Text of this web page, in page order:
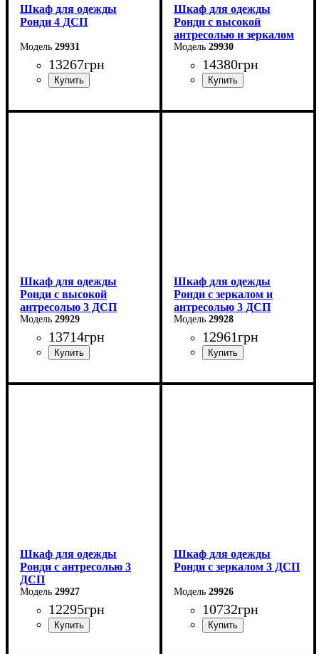
Шкаф для одежды
Ронди 4 ДСП
29931
13267грн
Ширина: 160 см
Шкаф для одежды
Ронди с высокой
антресолью и зеркалом
3 ДСП 29930
14380грн
Ширина: 121 см
Шкаф для одежды
Ронди с высокой
антресолью 3 ДСП
29929
13714грн
Ширина: 121 см
Шкаф для одежды
Ронди с зеркалом и
антресолью 3 ДСП
29928
12961грн
Ширина: 121 см
Шкаф для одежды
Ронди с антресолью 3
ДСП
29927
12295грн
Шкаф для одежды
Ронди с зеркалом 3 ДСП
29926
10732грн